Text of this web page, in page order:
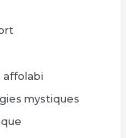
affolabi
mystiques